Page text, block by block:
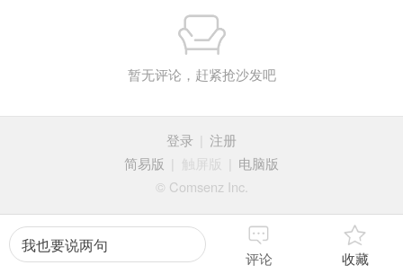
暂无评论，赶紧抢沙发吧
我也要说两句
评论 收藏
登录
注册
简易版
触屏版
电脑版
© Comsenz Inc.